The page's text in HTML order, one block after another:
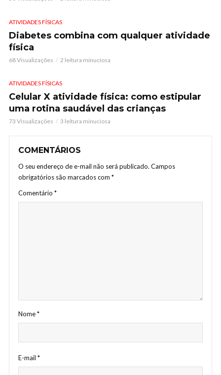
ATIVIDADES FÍSICAS
Diabetes combina com qualquer atividade
física
68 Visualizações 2 leitura minuciosa
ATIVIDADES FÍSICAS
Celular X atividade física: como estipular
uma rotina saudável das crianças
73 Visualizações 3 leitura minuciosa
COMENTÁRIOS
O seu endereço de e-mail não será publicado. Campos
obrigatórios são marcados com *
Comentário *
Nome*
E-mail *